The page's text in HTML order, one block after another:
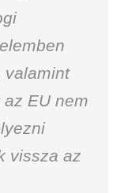
valamint
EU nem
vissza az